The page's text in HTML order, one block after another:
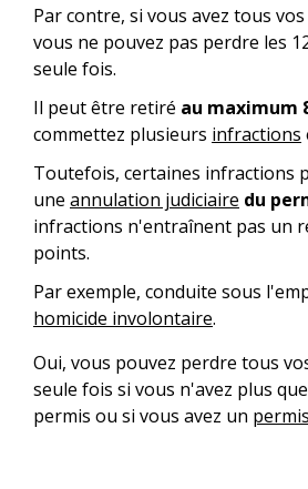
Par contre, si vous avez tous
vous ne pouvez pas perdre les
seule fois.
Il peut être retiré au maximum
commettez plusieurs infractions
Toutefois, certaines infractions
une annulation judiciaire du
infractions n'entraînent pas un
points.
Par exemple, conduite sous
homicide involontaire.
Oui, vous pouvez perdre tous
seule fois si vous n'avez plus
permis ou si vous avez un